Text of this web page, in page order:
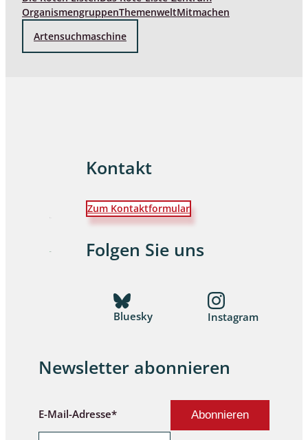
OrganismengruppenThemenweltMitmachen
Artensuchmaschine
Kontakt
Zum Kontaktformular
Folgen Sie uns
Bluesky Instagram
Newsletter abonnieren
E-Mail-Adresse*